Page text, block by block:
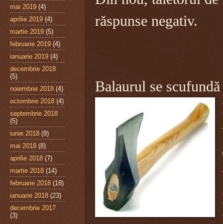
răspunse negativ.
Balaurul se
mai 2019 (4)
aprilie 2019 (4)
martie 2019 (5)
februarie 2019 (4)
ianuarie 2019 (4)
decembrie 2018
(5)
noiembrie 2018 (4)
octombrie 2018 (4)
septembrie 2018
(5)
iunie 2018 (9)
mai 2018 (8)
aprilie 2018 (7)
martie 2018 (14)
februarie 2018 (18)
ianuarie 2018 (23)
decembrie 2017
(3)